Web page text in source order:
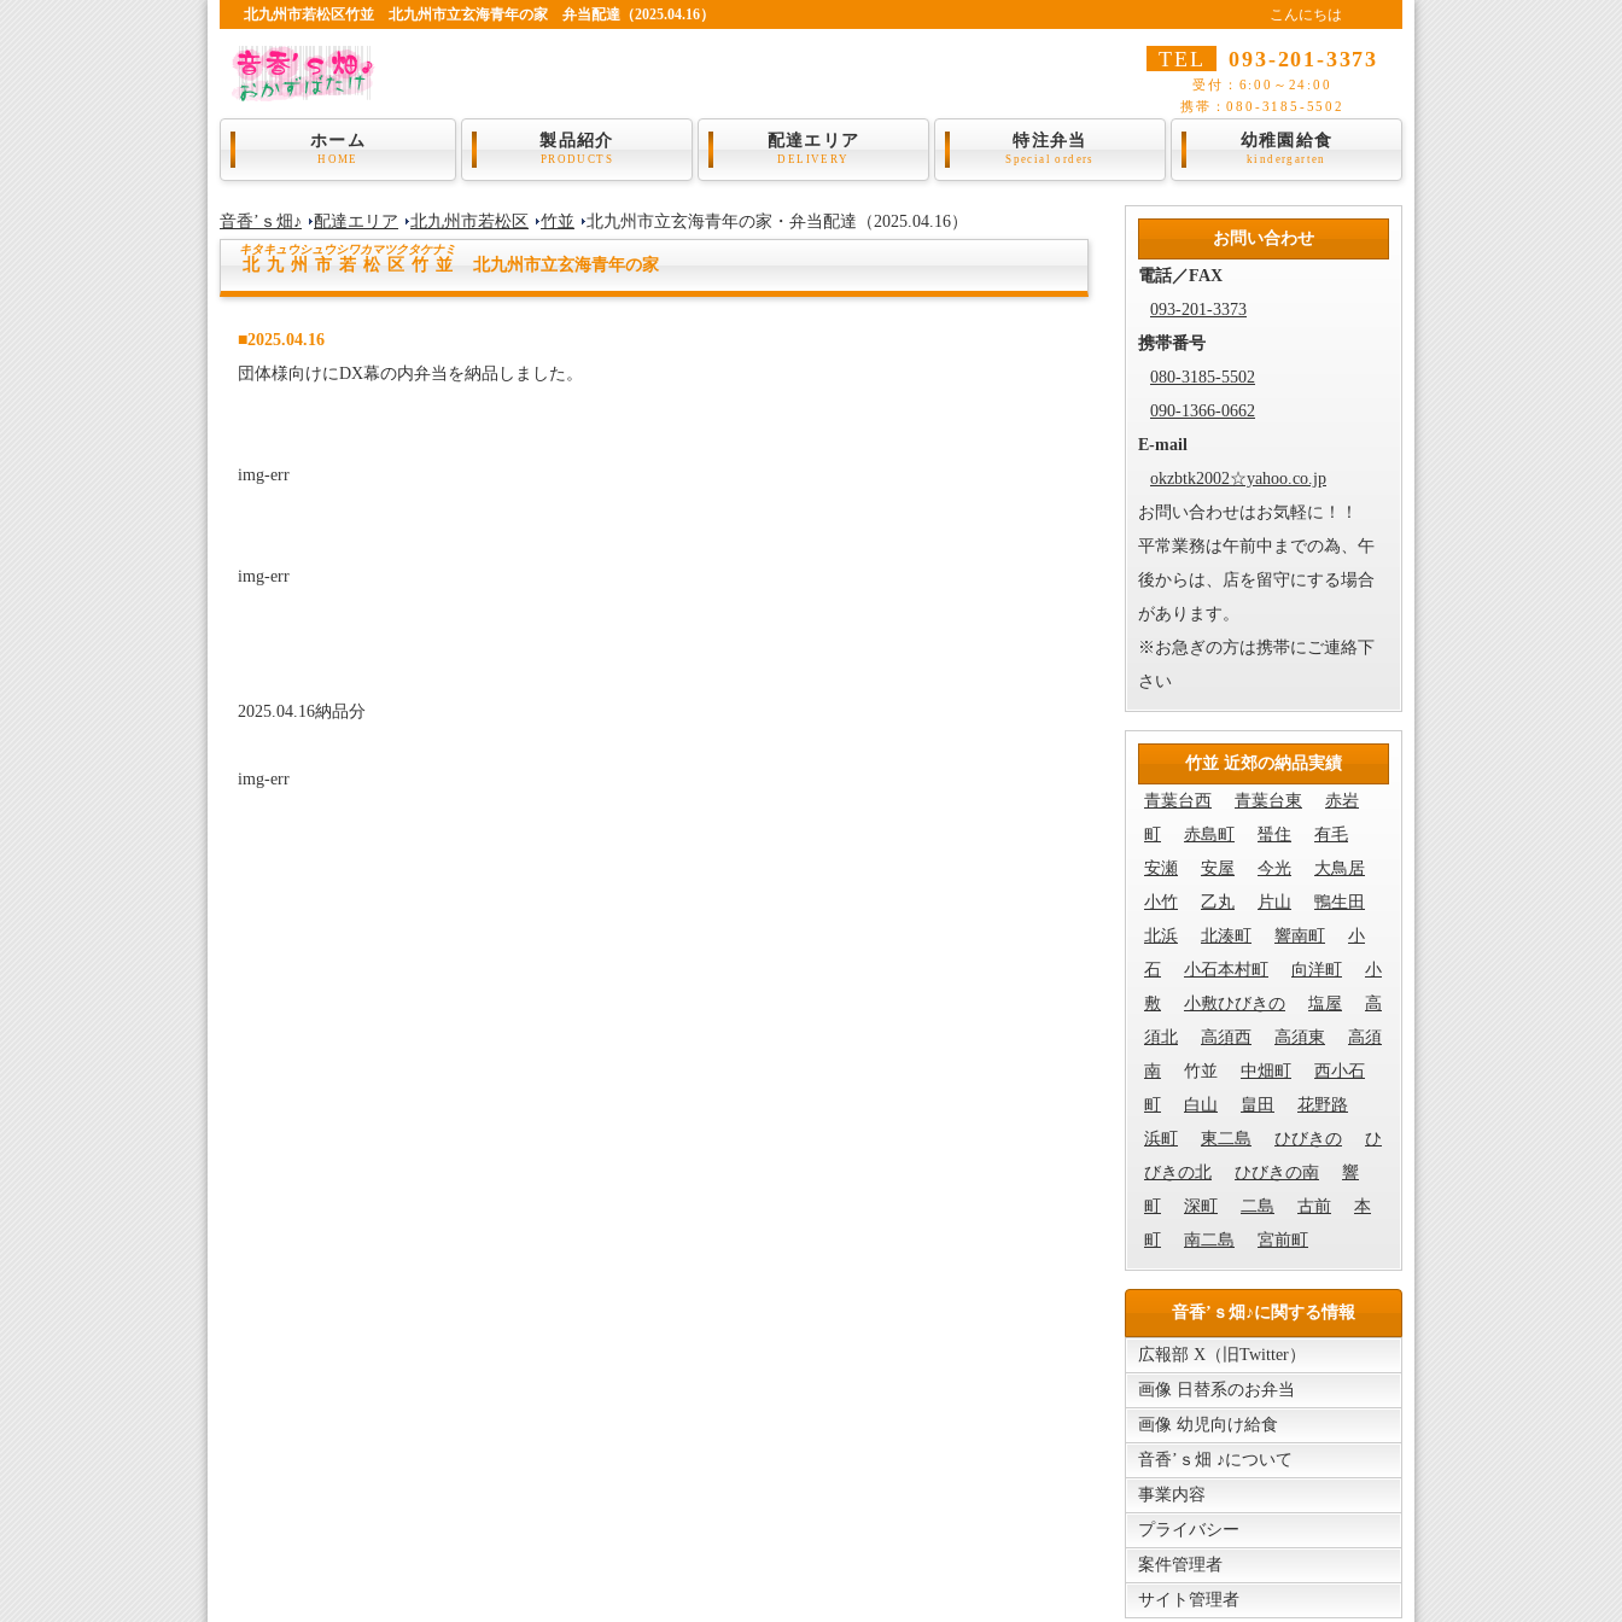
北九州市若松区竹並 北九州市立玄海青年の家 弁当配達（2025.04.16） こんにちは
TEL 093-201-3373
受付：6:00～24:00
携帯：080-3185-5502
ホーム
HOME
製品紹介
PRODUCTS
配達エリア
DELIVERY
特注弁当
Special orders
幼稚園給食
kindergarten
音香’ｓ畑♪ 配達エリア 北九州市若松区 竹並 北九州市立玄海青年の家・弁当配達（2025.04.16）
北九州市若松区竹並
キタキュウシュウシワカマツクタケナミ
北九州市立玄海青年の家
■2025.04.16
団体様向けにDX幕の内弁当を納品しました。
img-err
img-err
2025.04.16納品分
img-err
お問い合わせ
電話／FAX
093-201-3373
携帯番号
080-3185-5502
090-1366-0662
E-mail
okzbtk2002☆yahoo.co.jp
お問い合わせはお気軽に！！
平常業務は午前中までの為、午
後からは、店を留守にする場合
があります。
※お急ぎの方は携帯にご連絡下
さい
竹並 近郊の納品実績
青葉台西 青葉台東
赤岩
町
赤島町 蜑住
有毛
安瀬
安屋 今光
大鳥居
小竹
乙丸 片山
鴨生田
北浜
北湊町 響南町
小
石
小石本村町 向洋町
小
敷
小敷ひびきの 塩屋
高
須北
高須西 高須東
高須
南
竹並 中畑町
西小石
町
白山 畠田
花野路
浜町
東二島 ひびきの
ひ
びきの北
ひびきの南
響
町
深町 二島 古前
本
町
南二島 宮前町
音香’ｓ畑♪に関する情報
広報部 X（旧Twitter）
画像 日替系のお弁当
画像 幼児向け給食
音香’ｓ畑 ♪について
事業内容
プライバシー
案件管理者
サイト管理者